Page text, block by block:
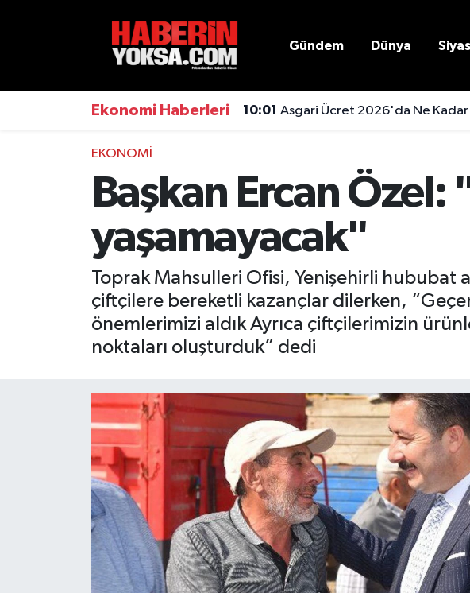
Gündem Dünya
Ekonomi Haberleri 10:01 Asgari Ücret 2026'da Ne Kadar
EKONOMI
Başkan Ercan
yaşamayacak"
Toprak Mahsulleri Ofisi, Yenişehirli hububat
çiftçilere bereketli kazançlar dilerken,
önemlerimizi aldık Ayrıca çiftçilerimizin
noktaları oluşturduk” dedi
Gündem
Magazin
Otomobil
Teknoloji
Hava Durumu
Tüm Manşetler
Haber Arşivi